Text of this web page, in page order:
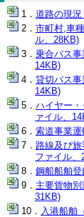
道路の現
市町村,車
ル、28KB)
乗合バス事
14KB)
貸切バス事
14KB)
ハイヤー
ァイル、
索道事業
路線及び
ファイル、
鋼船船舶
主要貨物別
31KB)
入港船舶